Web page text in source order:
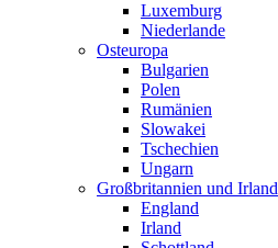
Luxemburg
Niederlande
Osteuropa
Bulgarien
Polen
Rumänien
Slowakei
Tschechien
Ungarn
Großbritannien und Irland
England
Irland